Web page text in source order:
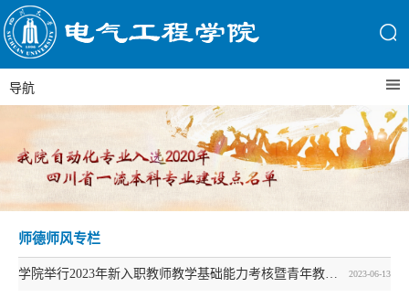
导航
师德师风专栏
2023-06-13